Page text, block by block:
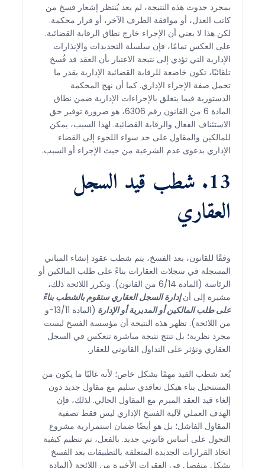
بمجرد حدوث هذه النتيجة، لم يعد يُنتظر إشعار فسخ من
كاتب العدل، أو موافقة الطرف الآخر، أو قرار محكمة.
لكن هذا لا يعني أن الإجراء خارج نطاق الرقابة القضائية.
على العكس تمامًا، فإن سلسلة التحديدات والإنذارات
الإدارية التي تؤدي إلى نتيجة الاعتبار بأن العقد قد فُسخ
تلقائيًا، تكون خاضعة للرقابة القضائية الإدارية بقدر ما
تحمل صفة الإجراء الإداري. كما أن نهج المحكمة
الدستورية فيما يتعلق بالإجراءات الإدارية ضمن نطاق
المادة 6 من القانون رقم 6306، هو ضرورة توفير حق
الاستئناف الفعال والرقابة القضائية. لهذا السبب، يمكن
للمالكين والمقاول على حد سواء اللجوء إلى القضاء
الإداري بدعوى عدم الشرعية من حيث الإجراء أو السبب.
13. شطب قيد السجل
العقاري
وفقًا للقانون، بعد الفسخ، يتم شطب عقود إنشاء المباني
المسجلة في سجلات العقارات بناءً على طلب المالكين أو
الرئاسة (المادة 6/14 من القانون). وتكرر اللائحة ذلك،
مشيرة إلى أنإدارة السجل العقاري ستقوم بالشطب بناءً
على طلب المالكين أو المديرية أو الإدارة
(المادة 13/11-و
من اللائحة). تظهر هذه النتيجة أن مؤسسة الفسخ ليست
مجرد نظرية؛ بل تنتج نتيجة مباشرة تنعكس في السجل
العقاري وتؤثر على التداول القانوني للعقار.
يُعد شطب القيد مهمًا بشكل خاص؛ لأنه غالبًا ما يكون من
المستحيل بناء هيكل تعاقدي سليم مع مقاول جديد دون
إلغاء قيد العقد المبرم مع المقاول الحالي. لذلك، فإن
الهدف العملي لآلية الفسخ الإداري ليس فقط تصفية
المقاول الفاشل؛ بل هو أيضًا ضمان استمرارية مشروع
التحول على أساس قانوني جديد. بالفعل، تم تنظيم كيفية
اتخاذ القرارات الجديدة المتعلقة بالتطبيقات بعد الفسخ
بشكل منفصل في الفقرات الأخيرة من اللائحة (المادة